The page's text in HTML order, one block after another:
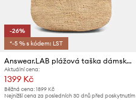
-26%
*-5 % s kódem: LST
Answear.LAB plážová taška dámská pletená
Aktuální cena:
1399 Kč
Běžná cena:1899 Kč
Nejnižší cena za posledních 30 dnů před poskytnutím